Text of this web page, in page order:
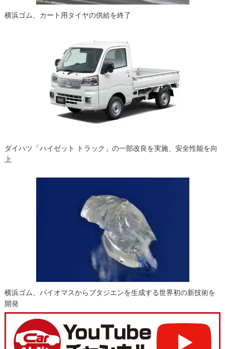
横浜ゴム、カート用タイヤの供給を終了
ダイハツ「ハイゼット トラック」の一部改良を実施、安全性能を向
上
横浜ゴム、バイオマスからブタジエンを生成する世界初の新技術を
開発